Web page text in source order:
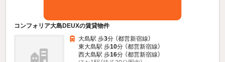
コンフォリア大島DEUXの賃貸物件
大島駅 歩3分 （都営新宿線）
東大島駅 歩10分 （都営新宿線）
西大島駅 歩16分 （都営新宿線）